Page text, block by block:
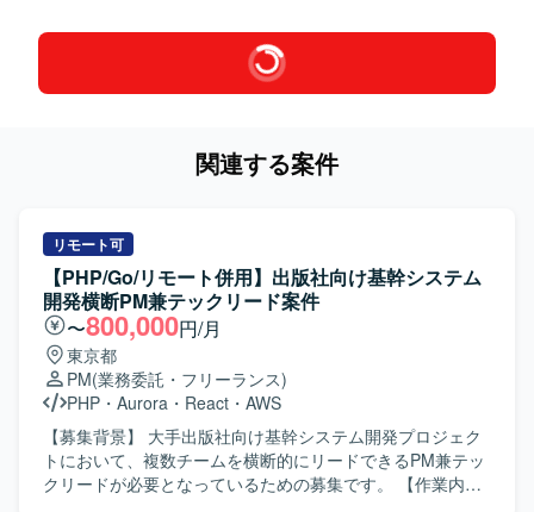
関連する案件
リモート可
【PHP/Go/リモート併用】出版社向け基幹システム
開発横断PM兼テックリード案件
〜800,000円/月
東京都
PM(業務委託・フリーランス)
PHP ・ Aurora ・ React ・ AWS
【募集背景】 大手出版社向け基幹システム開発プロジェク
トにおいて、複数チームを横断的にリードできるPM兼テッ
クリードが必要となっているための募集です。 【作業内